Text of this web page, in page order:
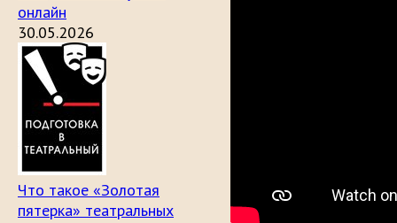
онлайн
30.05.2026
Что такое «Золотая
пятерка» театральных